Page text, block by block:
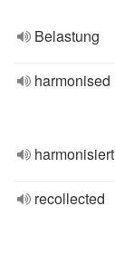
Belastung
harmonised
harmonisiert
recollected